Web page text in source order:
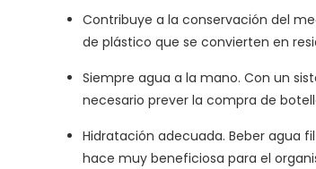
Contribuye a la conservación del
de plástico que se convierten en
Siempre agua a la mano. Con un
necesario prever la compra de
Hidratación adecuada. Beber agua
hace muy beneficiosa para el